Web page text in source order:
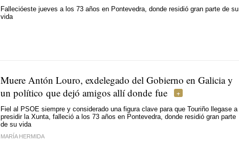
Fallecióeste jueves a los 73 años en Pontevedra, donde residió gran parte de su
vida
Muere Antón Louro, exdelegado del Gobierno en Galicia y
un político que dejó amigos allí donde fue
Fiel al PSOE siempre y considerado una figura clave para que Touriño llegase a
presidir la Xunta, falleció a los 73 años en Pontevedra, donde residió gran parte
de su vida
MARÍA HERMIDA